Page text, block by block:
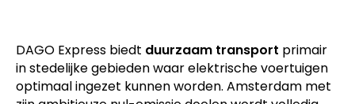
DAGO Express biedt duurzaam transport primair
in stedelijke gebieden waar elektrische voertuigen
optimaal ingezet kunnen worden. Amsterdam met